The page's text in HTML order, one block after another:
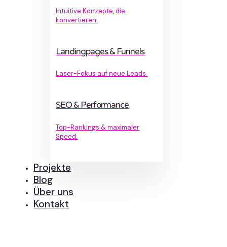
Intuitive Konzepte, die
konvertieren.
Landingpages & Funnels
Laser-Fokus auf neue Leads.
SEO & Performance
Top-Rankings & maximaler
Speed.
Projekte
Blog
Über uns
Kontakt